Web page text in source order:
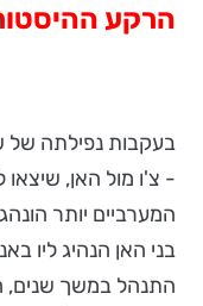
הרקע
בעקבות נפילתה של
- צ'ו מול האן,
המערביים יותר
בני האן הנהיג ליו
התנהל במשך שנים,